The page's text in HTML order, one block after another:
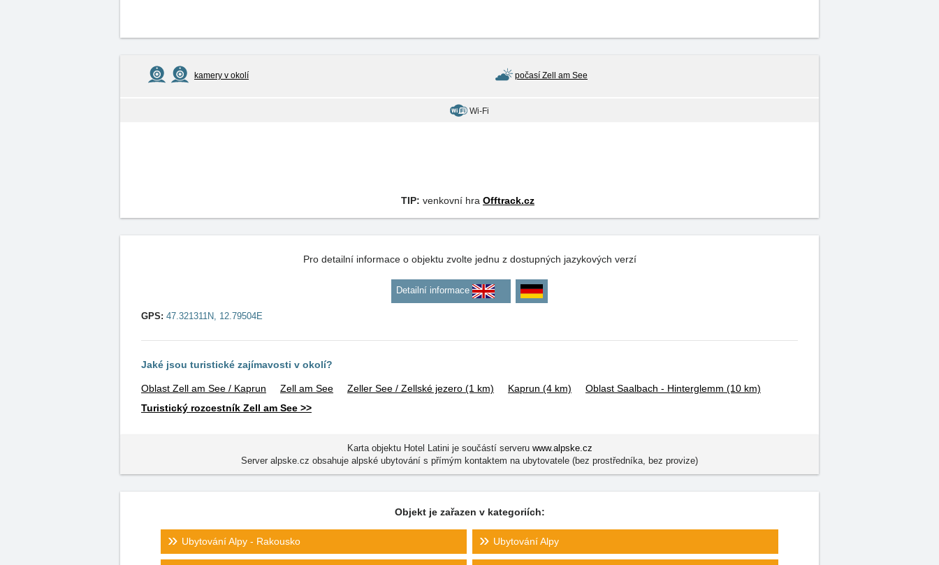
kamery v okolí počasí Zell am See
Wi-Fi
TIP: venkovní hra Offtrack.cz
Pro detailní informace o objektu zvolte jednu z dostupných jazykových verzí
Detailní informace
GPS: 47.321311N, 12.79504E
Jaké jsou turistické zajímavosti v okolí?
Oblast Zell am See / Kaprun Zell am See Zeller See / Zellské jezero (1 km) Kaprun (4 km) Oblast Saalbach - Hinterglemm (10 km)
Turistický rozcestník Zell am See >>
Karta objektu Hotel Latini je součástí serveru www.alpske.cz
Server alpske.cz obsahuje alpské ubytování s přímým kontaktem na ubytovatele (bez prostředníka, bez provize)
Objekt je zařazen v kategoriích:
Ubytování Alpy - Rakousko Ubytování Alpy